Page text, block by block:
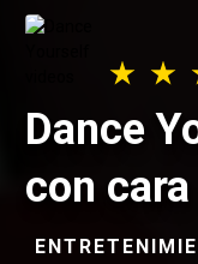
Dance
con cara